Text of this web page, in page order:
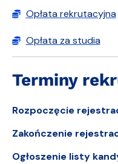
Opłata rekrutacyjna
Opłata za studia
Terminy
Rozpoczęcie
Zakończenie
Ogłoszenie listy